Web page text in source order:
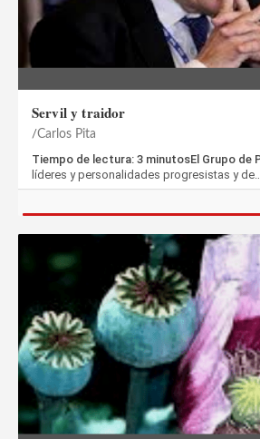
Servil y traidor
Carlos Pita
Tiempo de lectura: 3 minutosEl Grupo de
líderes y personalidades progresistas y de…